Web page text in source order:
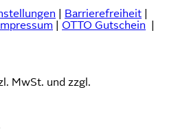
Barrierefreiheit
OTTO Gutschein
MwSt. und zzgl.